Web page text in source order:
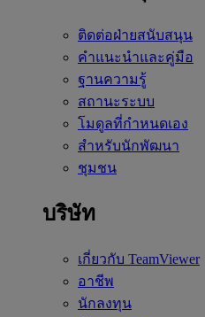
ติดต่อฝ่ายสนับสนุน
คำแนะนำและคู่มือ
ฐานความรู้
สถานะระบบ
โมดูลที่กำหนดเอง
สำหรับนักพัฒนา
ชุมชน
บริษัท
เกี่ยวกับ TeamViewer
อาชีพ
นักลงทุน